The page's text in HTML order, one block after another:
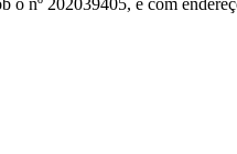
o nº 202039405, e com